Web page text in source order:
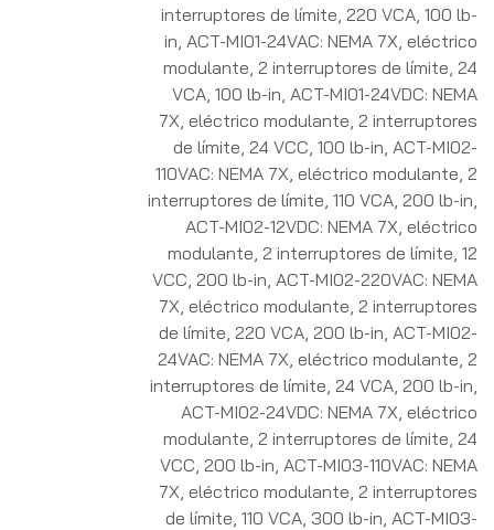
interruptores de límite, 220 VCA, 100 lb-
in ACT-MI01-24VAC: NEMA 7X, eléctrico
modulante, 2 interruptores de límite, 24
VCA, 100 lb-in ACT-MI01-24VDC: NEMA
7X, eléctrico modulante, 2 interruptores
de límite, 24 VCC, 100 lb-in ACT-MI02-
110VAC: NEMA 7X, eléctrico modulante, 2
interruptores de límite, 110 VCA, 200 lb-in
ACT-MI02-12VDC: NEMA 7X, eléctrico
modulante, 2 interruptores de límite, 12
VCC, 200 lb-in ACT-MI02-220VAC: NEMA
7X, eléctrico modulante, 2 interruptores
de límite, 220 VCA, 200 lb-in ACT-MI02-
24VAC: NEMA 7X, eléctrico modulante, 2
interruptores de límite, 24 VCA, 200 lb-in
ACT-MI02-24VDC: NEMA 7X, eléctrico
modulante, 2 interruptores de límite, 24
VCC, 200 lb-in ACT-MI03-110VAC: NEMA
7X, eléctrico modulante, 2 interruptores
de límite, 110 VCA, 300 lb-in ACT-MI03-